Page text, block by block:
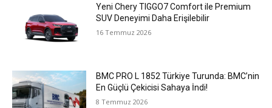
Yeni Chery TIGGO7 Comfort ile Premium
SUV Deneyimi Daha Erişilebilir
16 Temmuz 2026
BMC PRO L 1852 Türkiye Turunda: BMC’nin
En Güçlü Çekicisi Sahaya İndi!
8 Temmuz 2026